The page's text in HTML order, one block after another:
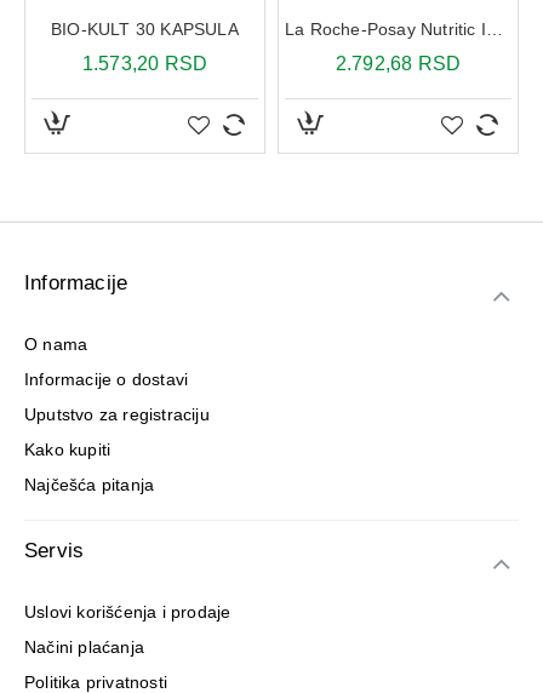
BIO-KULT 30 KAPSULA
1.573,20 RSD 2.792,68 RSD
Informacije
O nama
Informacije o dostavi
Uputstvo za registraciju
Kako kupiti
Najčešća pitanja
Servis
Uslovi korišćenja i prodaje
Načini plaćanja
Politika privatnosti